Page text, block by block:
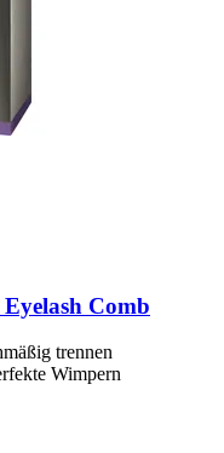
Comb
trennen
Wimpern